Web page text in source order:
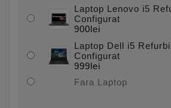
Laptop Lenovo i5
Configurat
900lei
Laptop Dell i5
Configurat
999lei
Fara Laptop